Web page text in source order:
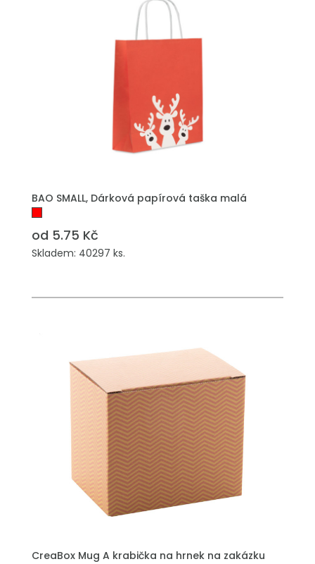
BAO SMALL, Dárková papírová taška malá
od 5.75 Kč
Skladem: 40297 ks.
CreaBox Mug A krabička na hrnek na zakázku